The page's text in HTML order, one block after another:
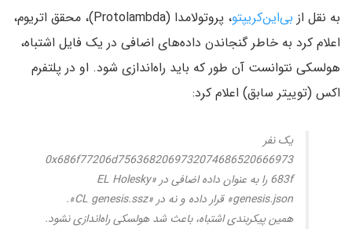
به نقل از بی‌این‌کریپتو
، پروتولامدا (Protolambda)، محقق اتریوم،
اعلام کرد به خاطر گنجاندن داده‌های اضافی در یک فایل اشتباه،
هولسکی نتوانست آن طور که باید راه‌اندازی شود. او در پلتفرم
اکس (توییتر سابق) اعلام کرد:
یک نفر
0x686f77206d7563682069732074686520666973
683f را به عنوان داده اضافی در «EL Holesky
genesis.json» قرار داده و نه در «CL genesis.ssz».
همین پیکربندی اشتباه، باعث شد هولسکی راه‌اندازی نشود.